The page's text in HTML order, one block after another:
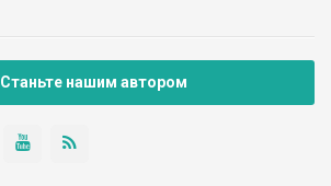
Станьте нашим автором